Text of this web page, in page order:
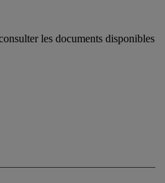
les documents disponibles